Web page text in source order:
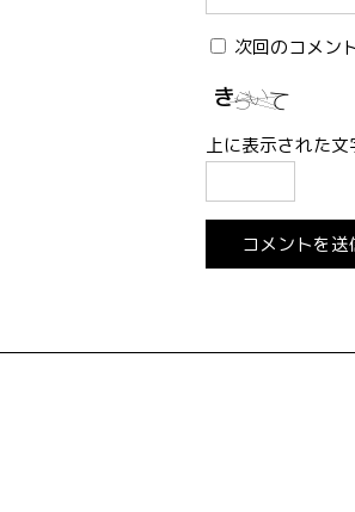
次回のコメン
上に表示された